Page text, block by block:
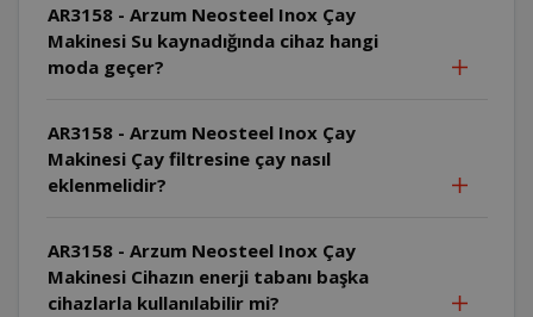
AR3158 - Arzum Neosteel Inox Çay
Makinesi Su kaynadığında cihaz hangi
moda geçer?
AR3158 - Arzum Neosteel Inox Çay
Makinesi Çay filtresine çay nasıl
eklenmelidir?
AR3158 - Arzum Neosteel Inox Çay
Makinesi Cihazın enerji tabanı başka
cihazlarla kullanılabilir mi?